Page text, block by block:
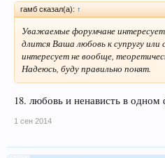
гамб сказал(а): ↑
Уважаемые форумчане интересует
длится Ваша любовь к супругу или
интересует не вообще,
Надеюсь, буду правильно понят.
18. любовь и ненависть в одном
1 сен 2014